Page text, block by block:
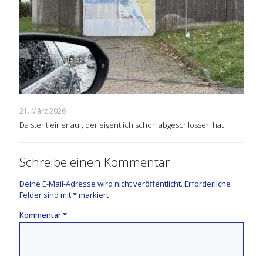
21. März 2026
Da steht einer auf, der eigentlich schon abgeschlossen hat
Schreibe einen Kommentar
Deine E-Mail-Adresse wird nicht veröffentlicht. Erforderliche
Felder sind mit*markiert
Kommentar*